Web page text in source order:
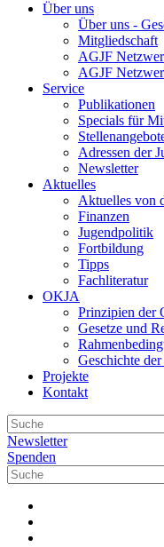
Über uns
Über uns -
Mitgliedschaft
AGJF
AGJF
Service
Publikationen
Specials für
Adressen der
Newsletter
Aktuelles
Aktuelles von
Finanzen
Jugendpolitik
Fortbildung
Tipps
Fachliteratur
OKJA
Prinzipien der
Gesetze und
Geschichte
Projekte
Kontakt
Newsletter
Spenden